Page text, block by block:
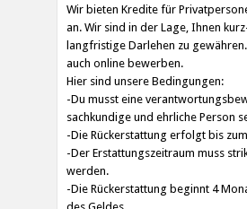
Wir bieten Kredite für
an. Wir sind in der Lage, Ihnen
langfristige Darlehen zu
auch online bewerben.
Hier sind unsere Bedingungen:
-Du musst eine
sachkundige und ehrliche Person
-Die Rückerstattung erfolgt bis
-Der Erstattungszeitraum muss
werden.
-Die Rückerstattung beginnt 4